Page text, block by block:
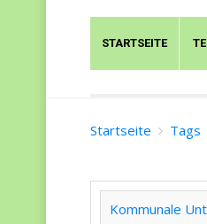
STARTSEITE
Startseite Tags
Kommunale